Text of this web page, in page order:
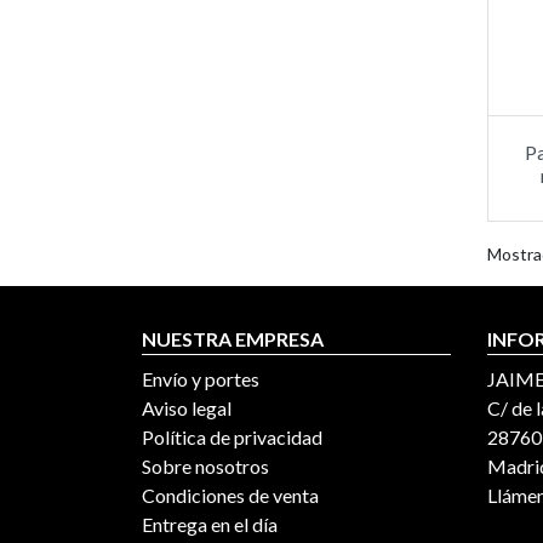
NUESTRA EMPRESA
Envío y portes
Aviso legal
Política de privacidad
Sobre nosotros
Condiciones de venta
Entrega en el día
C/ de